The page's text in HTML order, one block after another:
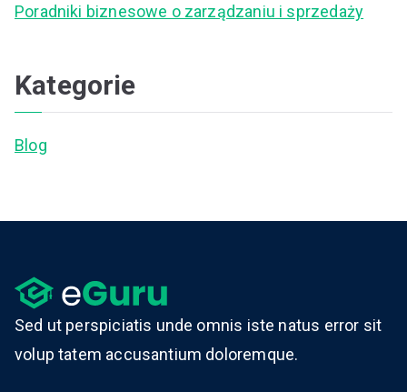
Poradniki biznesowe o zarządzaniu i sprzedaży
Kategorie
Blog
Sed ut perspiciatis unde omnis iste natus error sit
volup tatem accusantium doloremque.